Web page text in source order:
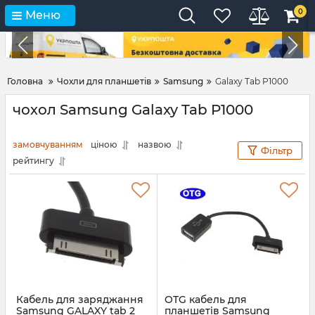
Меню 0
Головна Чохли для планшетів Samsung Galaxy Tab P1000
чохол Samsung Galaxy Tab P1000
замовчуванням ціною
назвою
рейтингу
Фільтр
Кабель для заряджання
Samsung GALAXY tab 2
OTG кабель для
планшетів Samsung